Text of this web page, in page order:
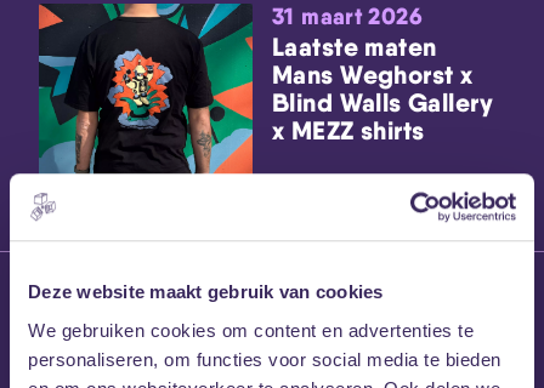
Deze website maakt gebruik van cookies
We gebruiken cookies om content en advertenties te
personaliseren, om functies voor social media te bieden
31 maart 2026
Laatste maten
Mans Weghorst x
Blind Walls Gallery
x MEZZ shirts
27 maart 2026
Willem’s Blog:
Frans Kalf